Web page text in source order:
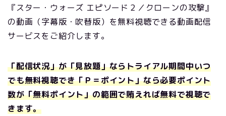
『スター・ウォーズ エピソード２／クローンの攻撃』
の動画（字幕版・吹替版）を無料視聴できる動画配信
サービスをご紹介します。
「配信状況」が「見放題」ならトライアル期間中いつ
でも無料視聴でき「Ｐ＝ポイント」なら必要ポイント
数が「無料ポイント」の範囲で賄えれば無料で視聴で
きます。